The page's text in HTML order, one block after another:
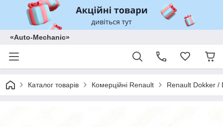
«Auto-Mechanic»
Каталог товарів Комерційні Renault Renault Dokker /